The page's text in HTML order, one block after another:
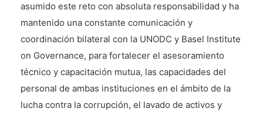
asumido este reto con absoluta responsabilidad y ha
mantenido una constante comunicación y
coordinación bilateral con la UNODC y Basel Institute
on Governance, para fortalecer el asesoramiento
técnico y capacitación mutua, las capacidades del
personal de ambas instituciones en el ámbito de la
lucha contra la corrupción, el lavado de activos y